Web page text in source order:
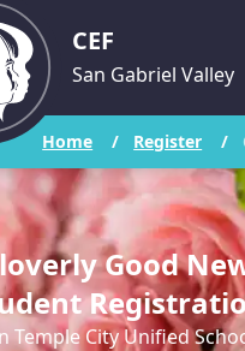
CEF
San Gabriel Valley
Home / Register /
Good
Temple City Unified